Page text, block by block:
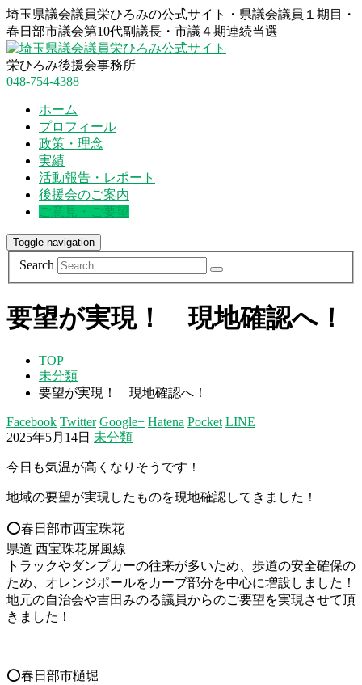
埼玉県議会議員栄ひろみの公式サイト・県議会議員１期目・
春日部市議会第10代副議長・市議４期連続当選
栄ひろみ後援会事務所
048-754-4388
ホーム
プロフィール
政策・理念
実績
活動報告・レポート
後援会のご案内
ご意見・ご要望
Toggle navigation
Search
要望が実現！ 現地確認へ！
TOP
未分類
要望が実現！ 現地確認へ！
Facebook Twitter Google+ Hatena Pocket LINE
2025年5月14日 未分類
今日も気温が高くなりそうです！
地域の要望が実現したものを現地確認してきました！
⭕️春日部市西宝珠花
県道 西宝珠花屏風線
トラックやダンプカーの往来が多いため、歩道の安全確保の
ため、オレンジポールをカーブ部分を中心に増設しました！
地元の自治会や吉田みのる議員からのご要望を実現させて頂
きました！
⭕️春日部市樋堀